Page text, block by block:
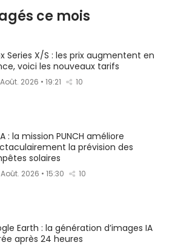
ce mois
Series X/S : les prix augmentent en
voici les nouveaux tarifs
2026 • 19:21 10
: la mission PUNCH améliore
la prévision des
solaires
2026 • 15:30 10
Earth : la génération d’images IA
après 24 heures